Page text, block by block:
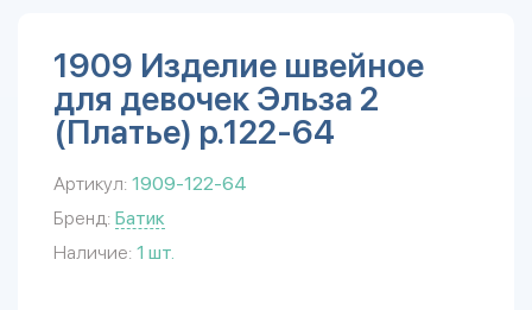
1909 Изделие швейное
для девочек Эльза 2
(Платье) р.122-64
Артикул: 1909-122-64
Бренд: Батик
Наличие: 1 шт.